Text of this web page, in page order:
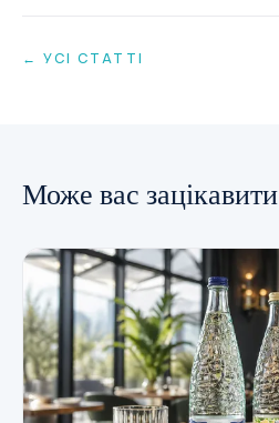
← УСІ СТАТТІ
Може вас зацікавити